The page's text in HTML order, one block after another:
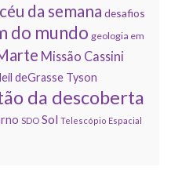
céu da semana desafios
do mundo geologia em
Missão Cassini
deGrasse Tyson
da descoberta
SDO Sol Telescópio Espacial